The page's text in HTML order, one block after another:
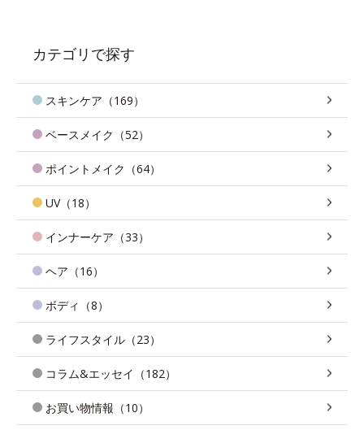
カテゴリで探す
スキンケア（169）
ベースメイク（52）
ポイントメイク（64）
UV（18）
インナーケア（33）
ヘア（16）
ボディ（8）
ライフスタイル（23）
コラム&エッセイ（182）
お買い物情報（10）